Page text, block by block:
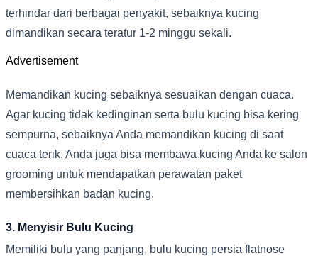
terhindar dari berbagai penyakit, sebaiknya kucing
dimandikan secara teratur 1-2 minggu sekali.
Advertisement
Memandikan kucing sebaiknya sesuaikan dengan cuaca.
Agar kucing tidak kedinginan serta bulu kucing bisa kering
sempurna, sebaiknya Anda memandikan kucing di saat
cuaca terik. Anda juga bisa membawa kucing Anda ke salon
grooming untuk mendapatkan perawatan paket
membersihkan badan kucing.
3. Menyisir Bulu Kucing
Memiliki bulu yang panjang, bulu kucing persia flatnose